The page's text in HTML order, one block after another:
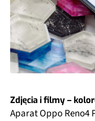
Zdjęcia i filmy –
Aparat Oppo Reno4